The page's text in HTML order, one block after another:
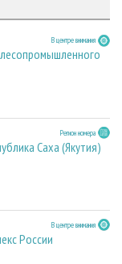
В центре внимания
Регион номера
Саха (Якутия)
В центре внимания
России